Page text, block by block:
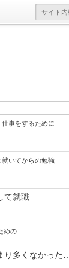
ために
就くことについて
の間にか大学受験の
。ただ、大学受験と
は全然違う話でもな
程度は絞られてくる
の勉強
ための最も一般的な
、という話を前回は
りますが考えてみま
コンなどに就職す
る大学に進学するた
に就くための
、実際に建物をつく
で、建築関連の仕事
えると、まずは大
という王道を思い浮
いかと思います。ち
仕事をするために
就いてからの勉強
めの